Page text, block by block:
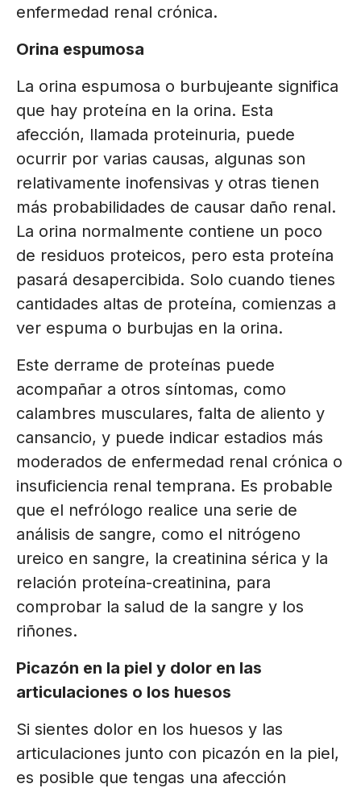
enfermedad renal crónica.
Orina espumosa
La orina espumosa o burbujeante significa
que hay proteína en la orina. Esta
afección, llamada proteinuria, puede
ocurrir por varias causas, algunas son
relativamente inofensivas y otras tienen
más probabilidades de causar daño renal.
La orina normalmente contiene un poco
de residuos proteicos, pero esta proteína
pasará desapercibida. Solo cuando tienes
cantidades altas de proteína, comienzas a
ver espuma o burbujas en la orina.
Este derrame de proteínas puede
acompañar a otros síntomas, como
calambres musculares, falta de aliento y
cansancio, y puede indicar estadios más
moderados de enfermedad renal crónica o
insuficiencia renal temprana. Es probable
que el nefrólogo realice una serie de
análisis de sangre, como el nitrógeno
ureico en sangre, la creatinina sérica y la
relación proteína-creatinina, para
comprobar la salud de la sangre y los
riñones.
Picazón en la piel y dolor en las
articulaciones o los huesos
Si sientes dolor en los huesos y las
articulaciones junto con picazón en la piel,
es posible que tengas una afección